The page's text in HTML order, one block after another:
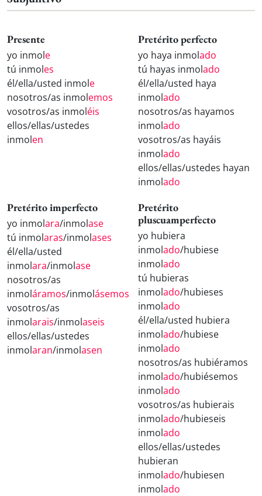
Presente
yo inmole
tú inmoles
él/ella/usted inmole
nosotros/as inmolemos
vosotros/as inmoléis
ellos/ellas/ustedes
inmolen
Pretérito perfecto
yo haya inmolado
tú hayas inmolado
él/ella/usted haya
inmolado
nosotros/as hayamos
inmolado
vosotros/as hayáis
inmolado
ellos/ellas/ustedes hayan
inmolado
Pretérito imperfecto
yo inmolara/inmolase
tú inmolaras/inmolases
él/ella/usted
inmolara/inmolase
nosotros/as
inmoláramos/inmolásemos
vosotros/as
inmolarais/inmolaseis
ellos/ellas/ustedes
inmolaran/inmolasen
Pretérito
pluscuamperfecto
yo hubiera
inmolado/hubiese
inmolado
tú hubieras
inmolado/hubieses
inmolado
él/ella/usted hubiera
inmolado/hubiese
inmolado
nosotros/as hubiéramos
inmolado/hubiésemos
inmolado
vosotros/as hubierais
inmolado/hubieseis
inmolado
ellos/ellas/ustedes
hubieran
inmolado/hubiesen
inmolado